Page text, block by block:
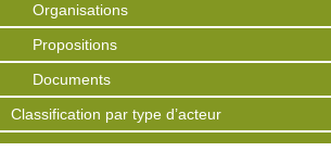
Organisations
Propositions
Documents
Classification par type d’acteur